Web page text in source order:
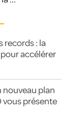
records : la
accélérer
nouveau plan
vous présente